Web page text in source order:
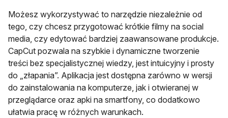
Możesz wykorzystywać to narzędzie niezależnie od
tego, czy chcesz przygotować krótkie filmy na social
media, czy edytować bardziej zaawansowane produkcje.
CapCut pozwala na szybkie i dynamiczne tworzenie
treści bez specjalistycznej wiedzy, jest intuicyjny i prosty
do „złapania”. Aplikacja jest dostępna zarówno w wersji
do zainstalowania na komputerze, jak i otwieranej w
przeglądarce oraz apki na smartfony, co dodatkowo
ułatwia pracę w różnych warunkach.